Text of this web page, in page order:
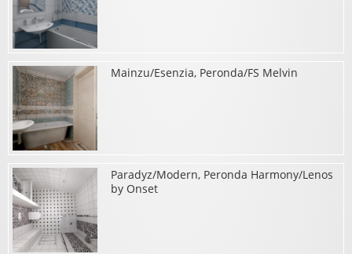
о Italon/Urban, Peronda/GrannyMainzu/Esenzia, Peronda/FS Melvin
о Mainzu/Esenzia, Peronda/FS Melvin
Paradyz/Modern, Peronda Harmony/Lenos
by Onset